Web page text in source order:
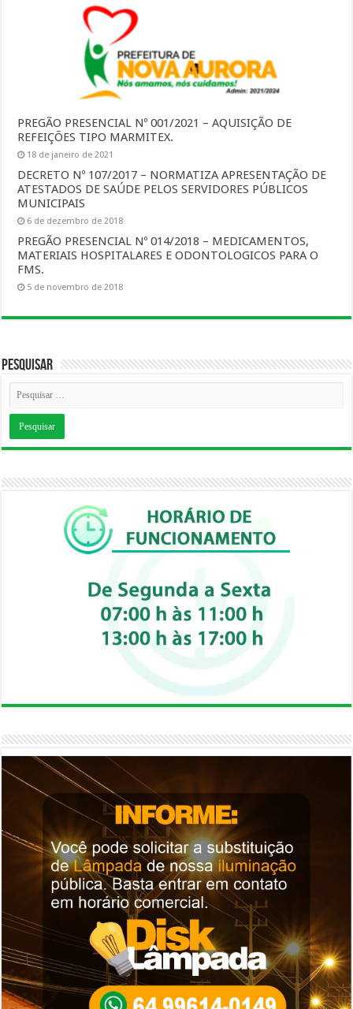
PREGÃO PRESENCIAL Nº 001/2021 – AQUISIÇÃO DE
REFEIÇÕES TIPO MARMITEX.
18 de janeiro de 2021
DECRETO Nº 107/2017 – NORMATIZA APRESENTAÇÃO DE
ATESTADOS DE SAÚDE PELOS SERVIDORES PÚBLICOS
MUNICIPAIS
6 de dezembro de 2018
PREGÃO PRESENCIAL Nº 014/2018 – MEDICAMENTOS,
MATERIAIS HOSPITALARES E ODONTOLOGICOS PARA O
FMS.
5 de novembro de 2018
Pesquisar